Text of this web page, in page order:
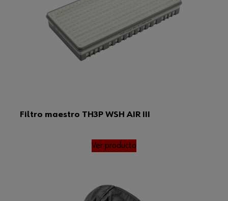
Filtro maestro TH3P WSH AIR III
Ver producto